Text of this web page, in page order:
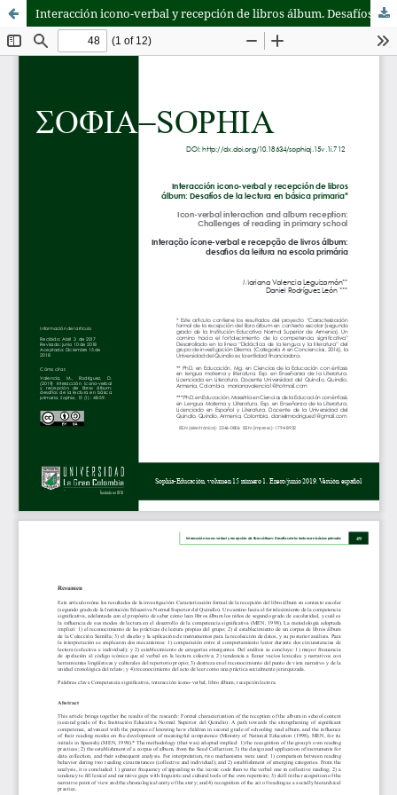
Interacción icono-verbal y recepción de libros álbum. Desafíos de la lectura en básica primaria